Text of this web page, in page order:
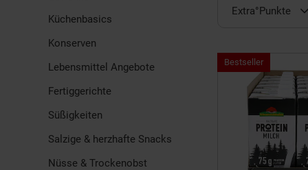
Küchenbasics
Konserven
Lebensmittel Angebote
Fertiggerichte
Süßigkeiten
Salzige & herzhafte Snacks
Nüsse & Trockenobst
Extra°Punkte
BestsellerBestseller,
Kategorie
Drogerie